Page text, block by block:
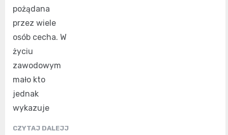
pożądana
przez wiele
osób cecha. W
życiu
zawodowym
mało kto
jednak
wykazuje
CZYTAJ DALEJJ